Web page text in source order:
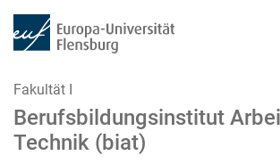
Fakultät I
Berufsbildungsinstitut
Technik (biat)